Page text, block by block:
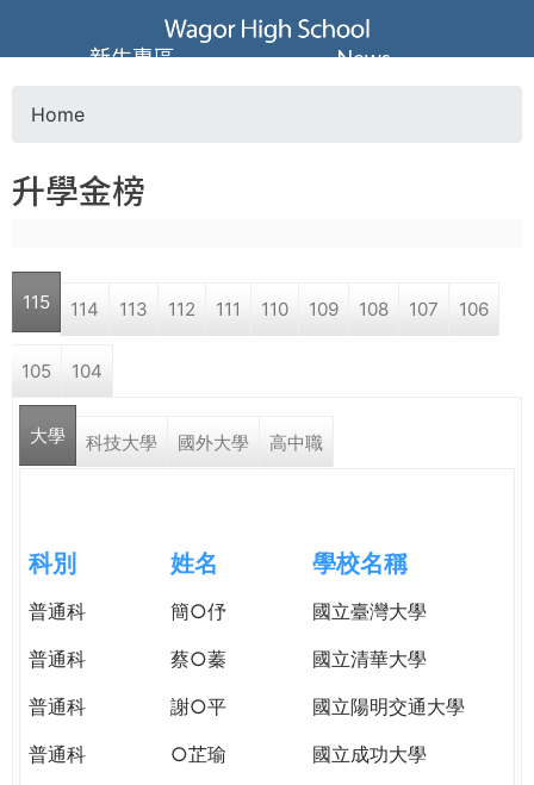
Jump to navigation
葳
格
高
中
學
格。
o
u
a
r
e
e
r
e
Home
升學金榜
115 114 113 112 111 110 109 108 107 106
105 104
大學 科技大學 國外大學 高中職
科別 姓名 學校名稱
普通科 簡○伃
國立臺灣大學
普通科
蔡○蓁
國立清華大學
普通科
謝○平
國立陽明交通大學
普通科
○芷瑜
國立成功大學
新生專區 News